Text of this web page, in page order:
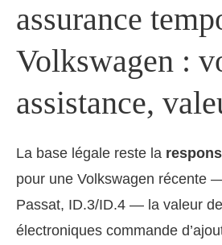
assurance
Volkswagen :
assistance,
La base légale reste la
pour une Volkswagen récente
Passat, ID.3/ID.4 — la valeur
électroniques commande